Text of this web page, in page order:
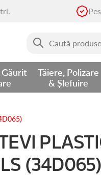
Caută
Tăiere, Polizare
& Șlefuire
(34D065)